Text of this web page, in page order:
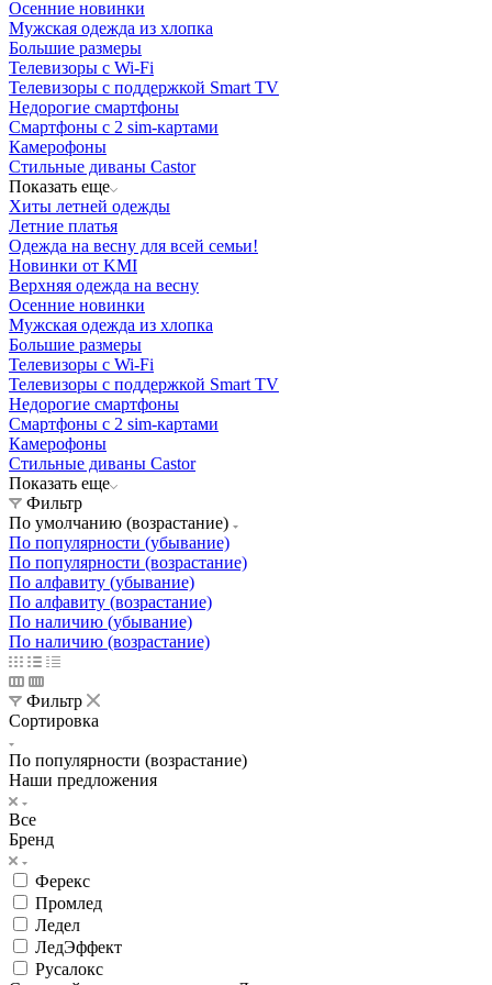
Осенние новинки
Мужская одежда из хлопка
Большие размеры
Телевизоры с Wi-Fi
Телевизоры с поддержкой Smart TV
Недорогие смартфоны
Смартфоны с 2 sim-картами
Камерофоны
Стильные диваны Castor
Показать еще
Хиты летней одежды
Летние платья
Одежда на весну для всей семьи!
Новинки от KMI
Верхняя одежда на весну
Осенние новинки
Мужская одежда из хлопка
Большие размеры
Телевизоры с Wi-Fi
Телевизоры с поддержкой Smart TV
Недорогие смартфоны
Смартфоны с 2 sim-картами
Камерофоны
Стильные диваны Castor
Показать еще
Фильтр
По умолчанию (возрастание)
По популярности (убывание)
По популярности (возрастание)
По алфавиту (убывание)
По алфавиту (возрастание)
По наличию (убывание)
По наличию (возрастание)
Фильтр
Сортировка
По популярности (возрастание)
Наши предложения
Все
Бренд
Ферекс
Промлед
Ледел
ЛедЭффект
Русалокс